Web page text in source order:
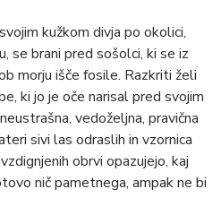
kužkom divja po okolici,
se brani pred sošolci, ki se iz
morju išče fosile. Razkriti želi
ki jo je oče narisal pred svojim
vedoželjna, pravična
sivi las odraslih in vzornica
obrvi opazujejo, kaj
nič pametnega, ampak ne bi